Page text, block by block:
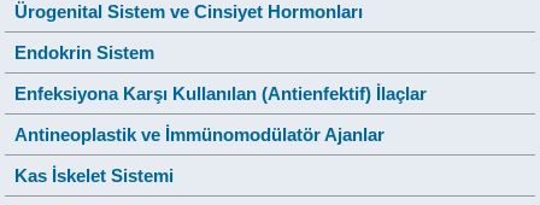
Ürogenital Sistem ve Cinsiyet Hormonları
Endokrin Sistem
Enfeksiyona Karşı Kullanılan (Antienfektif) İlaçlar
Antineoplastik ve İmmünomodülatör Ajanlar
Kas İskelet Sistemi